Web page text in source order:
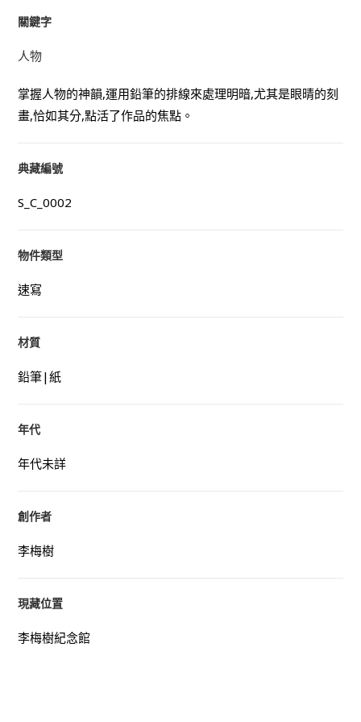
關鍵字
人物
掌握人物的神韻,運用鉛筆的排線來處理明暗,尤其是眼晴的刻
畫,恰如其分,點活了作品的焦點。
典藏編號
S_C_0002
物件類型
速寫
材質
鉛筆|紙
年代
年代未詳
創作者
李梅樹
現藏位置
李梅樹紀念館